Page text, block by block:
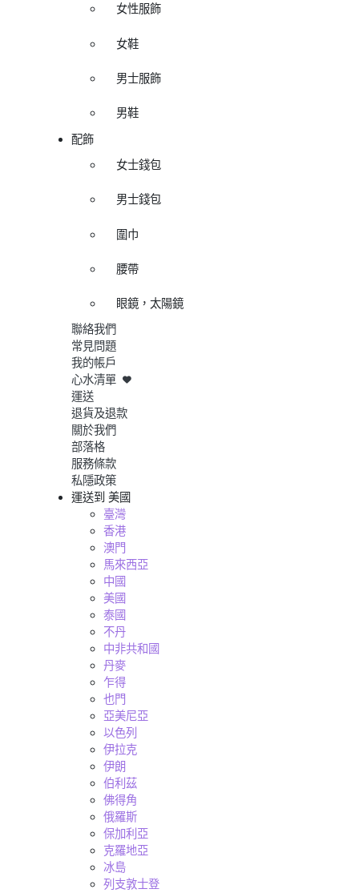
女性服飾
女鞋
男士服飾
男鞋
配飾
女士錢包
男士錢包
圍巾
腰帶
眼鏡，太陽鏡
聯絡我們
常見問題
我的帳戶
心水清單
運送
退貨及退款
關於我們
部落格
服務條款
私隱政策
運送到 美國
臺灣
香港
澳門
馬來西亞
中國
美國
泰國
不丹
中非共和國
丹麥
乍得
也門
亞美尼亞
以色列
伊拉克
伊朗
伯利茲
佛得角
俄羅斯
保加利亞
克羅地亞
冰島
列支敦士登